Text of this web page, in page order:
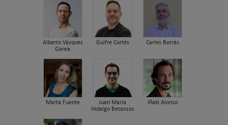
Alberto Vázquez
Garea
Guifre Cortés Carles Borrás
Marta Fuente
Juan María
Hidalgo Betanzos
Iñaki Alonso